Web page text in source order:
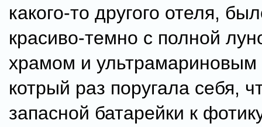
какого-то другого отеля,
красиво-темно с полной
храмом и ультрамариновым
котрый раз поругала себя,
запасной батарейки к